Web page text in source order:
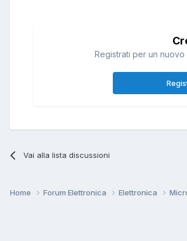
Registrati per un
Vai alla lista discussioni
Home Forum Elettronica Elettronica